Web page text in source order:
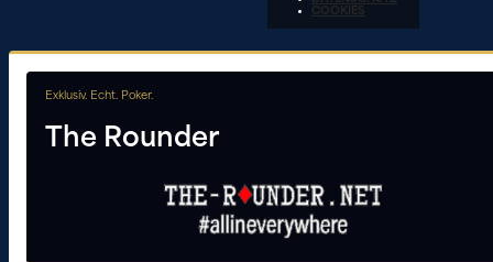
COOKIES
Exklusiv. Echt. Poker.
The Rounder